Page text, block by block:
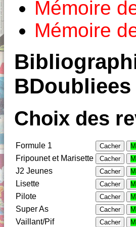
Mémoire
Mémoire
BDoubliees
Choix des
Formule 1 Cacher
Fripounet et Marisette Cacher
J2 Jeunes Cacher
Lisette Cacher
Pilote Cacher
Super As Cacher
Vaillant/Pif Cacher